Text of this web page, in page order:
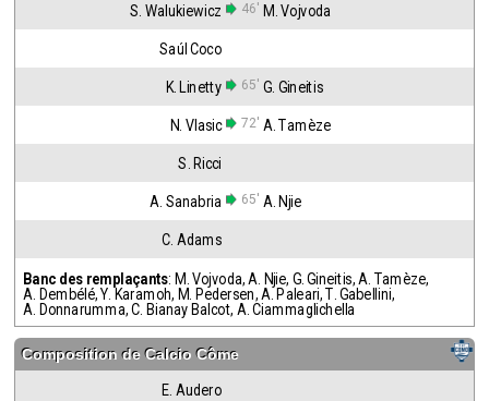
S. Walukiewicz 46' M. Vojvoda
Saúl Coco
K. Linetty 65' G. Gineitis
N. Vlasic 72' A. Tamèze
S. Ricci
A. Sanabria 65' A. Njie
C. Adams
Banc des remplaçants: M. Vojvoda, A. Njie, G. Gineitis, A. Tamèze,
A. Dembélé,Y. Karamoh, M. Pedersen, A. Paleari,T. Gabellini,
A. Donnarumma,C. Bianay Balcot, A. Ciammaglichella
Composition deCalcio Côme
E. Audero